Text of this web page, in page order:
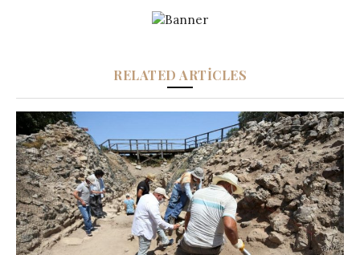
RELATED ARTICLES